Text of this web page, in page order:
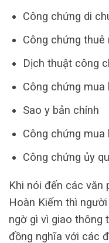
Công chứng di
Công chứng thuê
Dịch thuật công
Công chứng mua
Sao y bản chính
Công chứng mua
Công chứng ủy
Khi nói đến các văn
Hoàn Kiếm thì
ngờ gì vì giao thông
đồng nghĩa với các